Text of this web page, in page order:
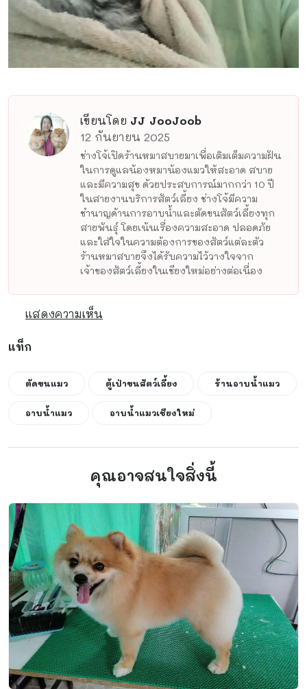
เขียนโดย JJ JooJoob
12 กันยายน 2025
ช่างโจ้เปิดร้านหมาสบายมาเพื่อเติมเต็มความฝัน
ในการดูแลน้องหมาน้องแมวให้สะอาด สบาย
และมีความสุข ด้วยประสบการณ์มากกว่า 10 ปี
ในสายงานบริการสัตว์เลี้ยง ช่างโจ้มีความ
ชำนาญด้านการอาบน้ำและตัดขนสัตว์เลี้ยงทุก
สายพันธุ์ โดยเน้นเรื่องความสะอาด ปลอดภัย
และใส่ใจในความต้องการของสัตว์แต่ละตัว
ร้านหมาสบายจึงได้รับความไว้วางใจจาก
เจ้าของสัตว์เลี้ยงในเชียงใหม่อย่างต่อเนื่อง
แสดงความเห็น
แท็ก
ตัดขนแมว ตู้เป่าขนสัตว์เลี้ยง ร้านอาบน้ำแมว
อาบน้ำแมว อาบน้ำแมวเชียงใหม่
คุณอาจสนใจสิ่งนี้